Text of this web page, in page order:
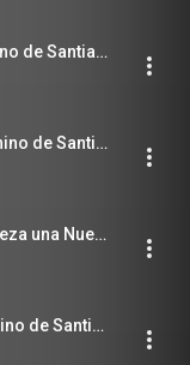
Vamos Que Nos Vamos.9 - El Canino de Santiago
Vamos Que Nos Vamos.10 - El Canino de Santiago
Vamos Que Nos Vamos.11 & Empieza una Nueva Vida.1 - El Canino de Santiago
Empieza una Nueva Vida.2 - El Canino de Santiago